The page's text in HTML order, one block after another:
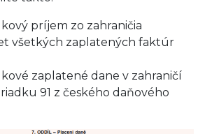
príjem zo zahraničia
všetkých zaplatených faktúr
zaplatené dane v zahraničí
91 z českého daňového